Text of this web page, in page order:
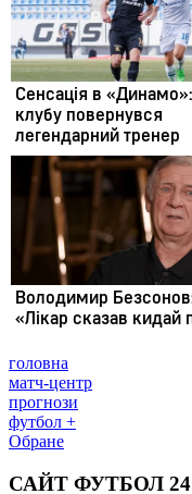
головна
матч-центр
прогнози
футбол +
Обране
САЙТ ФУТБОЛ 24